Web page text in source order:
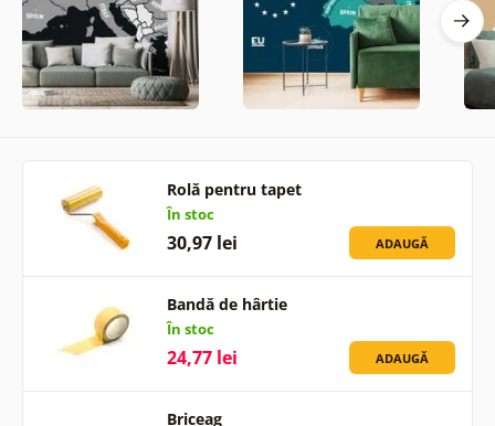
Rolă pentru tapet
În stoc
30,97 lei ADAUGĂ
Bandă de hârtie
În stoc
24,77 lei ADAUGĂ
Briceag